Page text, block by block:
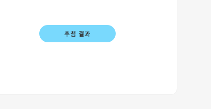
추첨 결과